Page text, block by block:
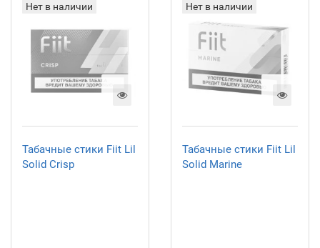
Нет в наличии
Табачные стики Fiit Lil
Solid Crisp
Нет в наличии
Табачные стики Fiit Lil
Solid Marine